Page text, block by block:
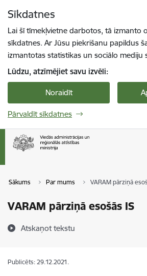
Sīkdatnes
Lai šī tīmekļvietne darbotos, tā izmanto
sīkdatnes. Ar Jūsu piekrišanu papildus
izmantotas statistikas un sociālo mediju
Lūdzu, atzīmējiet savu izvēli:
Noraidīt
Pārvaldīt sīkdatnes
Sākums Par mums VARAM pārziņā
VARAM pārziņā esošās IS
Atskaņot tekstu
Publicēts: 29.12.2021.